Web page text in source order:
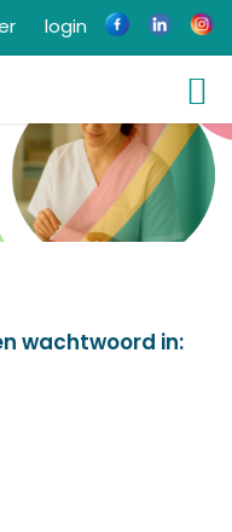
login
wachtwoord in: